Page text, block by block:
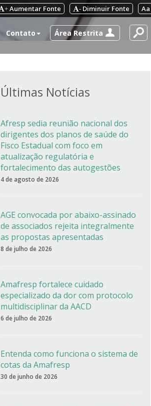
Aa
- Diminuir Fonte
+ Aumentar Fonte
Contato Área Restrita
Últimas Notícias
Afresp sedia reunião nacional dos
dirigentes dos planos de saúde do
Fisco Estadual com foco em
atualização regulatória e
fortalecimento das autogestões
4 de agosto de 2026
AGE convocada por abaixo-assinado
de associados rejeita integralmente
as propostas apresentadas
8 de julho de 2026
Amafresp fortalece cuidado
especializado da dor com protocolo
multidisciplinar da AACD
6 de julho de 2026
Entenda como funciona o sistema de
cotas da Amafresp
30 de junho de 2026